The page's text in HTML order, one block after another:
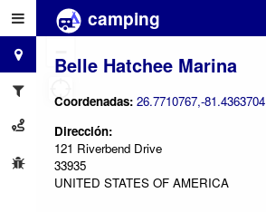
camping
Belle Hatchee Marina
Coordenadas: 26.7710767,-81.4363704
Dirección:
121 Riverbend Drive
33935
UNITED STATES OF AMERICA
+